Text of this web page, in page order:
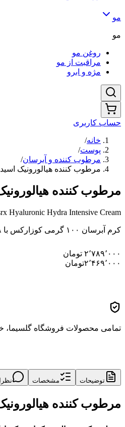
مو
مو
روغن مو
مراقبت از مو
مژه و ابرو
حساب کاربری
خانه/
پوست/
مرطوب کننده و آبرسان/
مرطوب کننده هیالورونیک
مرطوب کننده
Hyaluronic Hydra Intensive Cream
کرم آبرسان ۱۰۰ گرمی کوزارکس با ۵۷.۸٪ آب سنجد دریایی و ۳۰۰۰ ppm سدیم هیالورونات؛ مناسب پوست خشک و کم‌آب برای کمک به حفظ رطوبت، نرمی و کاهش احساس کشیدگی.
۲٬۷۸۹٬۰۰۰ تومان
۲٬۴۶۹٬۰۰۰تومان
تمامی محصولات فروشگاه گلسیما،
توضیحات مشخصات
مرطوب کننده